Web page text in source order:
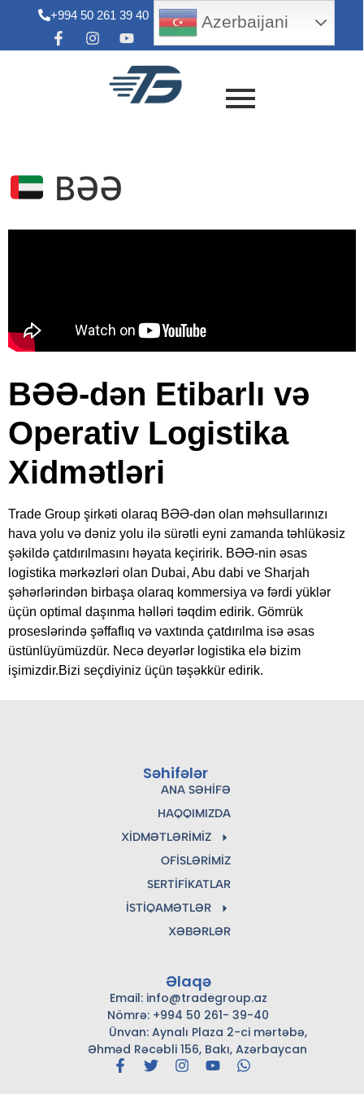
+994 50 261 39 40 info@tradegroup.az
BƏƏ
BƏƏ-dən Etibarlı və
Operativ Logistika
Xidmətləri
Trade Group şirkəti olaraq BƏƏ-dən olan məhsullarınızı
hava yolu və dəniz yolu ilə sürətli eyni zamanda təhlükəsiz
şəkildə çatdırılmasını həyata keçiririk. BƏƏ-nin əsas
logistika mərkəzləri olan Dubai, Abu dabi ve Sharjah
şəhərlərindən birbaşa olaraq kommersiya və fərdi yüklər
üçün optimal daşınma həlləri təqdim edirik. Gömrük
proseslərində şəffaflıq və vaxtında çatdırılma isə əsas
üstünlüyümüzdür. Necə deyərlər logistika elə bizim
işimizdir.Bizi seçdiyiniz üçün təşəkkür edirik.
Səhifələr
ANA SƏHIFƏ
HAQQIMIZDA
XIDMƏTLƏRIMIZ
OFISLƏRIMIZ
SERTIFIKATLAR
İSTIQAMƏTLƏR
XƏBƏRLƏR
Əlaqə
Email: info@tradegroup.az
Nömrə: +994 50 261- 39-40
Ünvan: Aynalı Plaza 2-ci mərtəbə,
Əhməd Rəcəbli 156, Bakı, Azərbaycan
Azerbaijani